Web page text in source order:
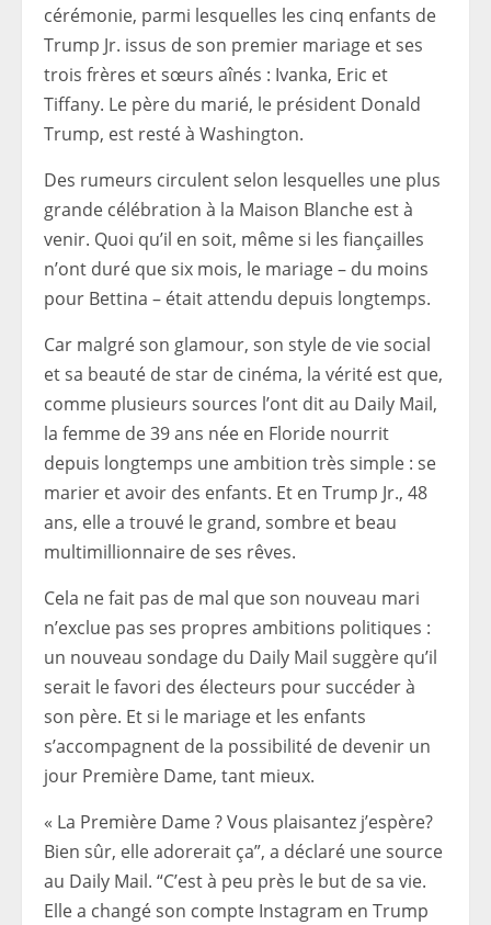
cérémonie, parmi lesquelles les cinq enfants de
Trump Jr. issus de son premier mariage et ses
trois frères et sœurs aînés : Ivanka, Eric et
Tiffany. Le père du marié, le président Donald
Trump, est resté à Washington.
Des rumeurs circulent selon lesquelles une plus
grande célébration à la Maison Blanche est à
venir. Quoi qu’il en soit, même si les fiançailles
n’ont duré que six mois, le mariage – du moins
pour Bettina – était attendu depuis longtemps.
Car malgré son glamour, son style de vie social
et sa beauté de star de cinéma, la vérité est que,
comme plusieurs sources l’ont dit au Daily Mail,
la femme de 39 ans née en Floride nourrit
depuis longtemps une ambition très simple : se
marier et avoir des enfants. Et en Trump Jr., 48
ans, elle a trouvé le grand, sombre et beau
multimillionnaire de ses rêves.
Cela ne fait pas de mal que son nouveau mari
n’exclue pas ses propres ambitions politiques :
un nouveau sondage du Daily Mail suggère qu’il
serait le favori des électeurs pour succéder à
son père. Et si le mariage et les enfants
s’accompagnent de la possibilité de devenir un
jour Première Dame, tant mieux.
« La Première Dame ? Vous plaisantez j’espère?
Bien sûr, elle adorerait ça”, a déclaré une source
au Daily Mail. “C’est à peu près le but de sa vie.
Elle a changé son compte Instagram en Trump